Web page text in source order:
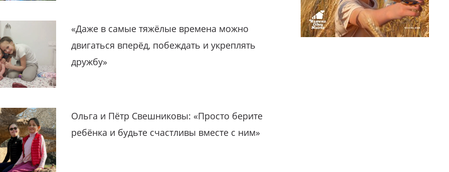
«Даже в самые тяжёлые времена можно
двигаться вперёд, побеждать и укреплять
дружбу»
Ольга и Пётр Свешниковы: «Просто берите
ребёнка и будьте счастливы вместе с ним»